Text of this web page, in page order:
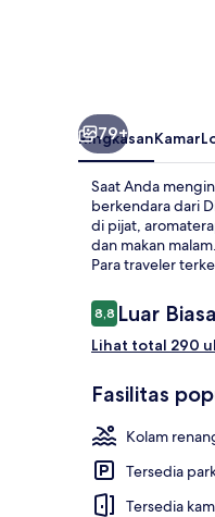
79+
RingkasanKamar
Saat Anda
berkendara dari
di pijat,
dan makan
Para traveler
Ulasan
8,88,8 dari 10
Luar Biasa
Lihat total 290
Fasilitas
Kolam
Tersedia
Tersedia